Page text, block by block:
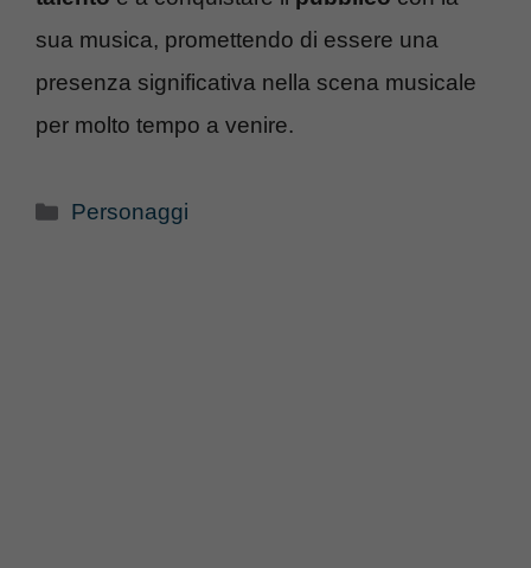
sua musica, promettendo di essere una
presenza significativa nella scena musicale
per molto tempo a venire.
Categorie
Personaggi